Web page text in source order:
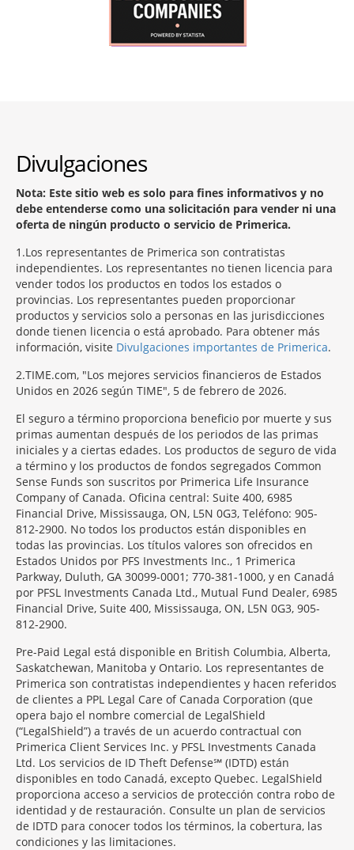
Divulgaciones
Nota: Este sitio web es solo para fines informativos y no
debe entenderse como una solicitación para vender ni una
oferta de ningún producto o servicio de Primerica.
1 Los representantes de Primerica son contratistas
independientes. Los representantes no tienen licencia para
vender todos los productos en todos los estados o
provincias. Los representantes pueden proporcionar
productos y servicios solo a personas en las jurisdicciones
donde tienen licencia o está aprobado. Para obtener más
información, visite Divulgaciones importantes de Primerica.
2 TIME.com, "Los mejores servicios financieros de Estados
Unidos en 2026 según TIME", 5 de febrero de 2026.
El seguro a término proporciona beneficio por muerte y sus
primas aumentan después de los periodos de las primas
iniciales y a ciertas edades. Los productos de seguro de vida
a término y los productos de fondos segregados Common
Sense Funds son suscritos por Primerica Life Insurance
Company of Canada. Oficina central: Suite 400, 6985
Financial Drive, Mississauga, ON, L5N 0G3, Teléfono: 905-
812-2900. No todos los productos están disponibles en
todas las provincias. Los títulos valores son ofrecidos en
Estados Unidos por PFS Investments Inc., 1 Primerica
Parkway, Duluth, GA 30099-0001; 770-381-1000, y en Canadá
por PFSL Investments Canada Ltd., Mutual Fund Dealer, 6985
Financial Drive, Suite 400, Mississauga, ON, L5N 0G3, 905-
812-2900.
Pre-Paid Legal está disponible en British Columbia, Alberta,
Saskatchewan, Manitoba y Ontario. Los representantes de
Primerica son contratistas independientes y hacen referidos
de clientes a PPL Legal Care of Canada Corporation (que
opera bajo el nombre comercial de LegalShield
(“LegalShield”) a través de un acuerdo contractual con
Primerica Client Services Inc. y PFSL Investments Canada
Ltd. Los servicios de ID Theft Defense℠ (IDTD) están
disponibles en todo Canadá, excepto Quebec. LegalShield
proporciona acceso a servicios de protección contra robo de
identidad y de restauración. Consulte un plan de servicios
de IDTD para conocer todos los términos, la cobertura, las
condiciones y las limitaciones.